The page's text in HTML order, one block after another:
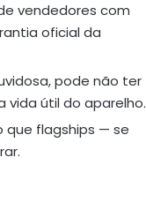
vendedores com
oficial da
pode não ter
vida útil do aparelho.
que flagships — se